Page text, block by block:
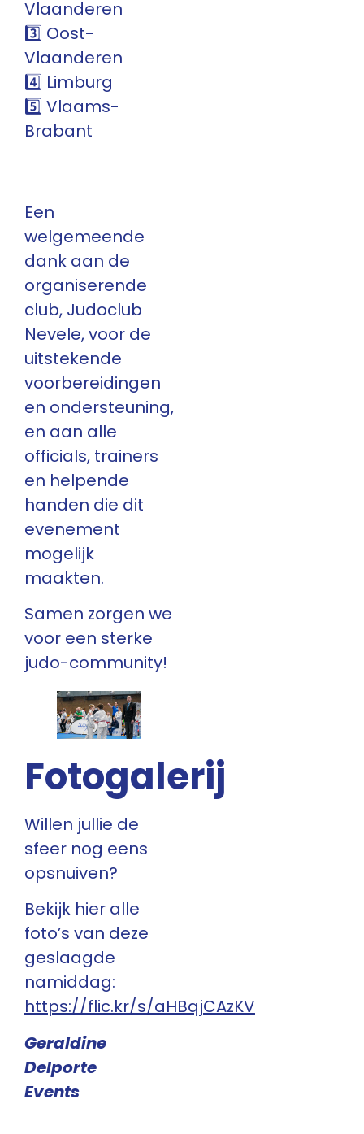
Vlaanderen
3️⃣ Oost-
Vlaanderen
4️⃣ Limburg
5️⃣ Vlaams-
Brabant
Een
welgemeende
dank aan de
organiserende
club, Judoclub
Nevele, voor de
uitstekende
voorbereidingen
en ondersteuning,
en aan alle
officials, trainers
en helpende
handen die dit
evenement
mogelijk
maakten.
Samen zorgen we
voor een sterke
judo-community!
Fotogalerij
Willen jullie de
sfeer nog eens
opsnuiven?
Bekijk hier alle
foto’s van deze
geslaagde
namiddag:
https://flic.kr/s/aHBqjCAzKV
Geraldine
Delporte
Events